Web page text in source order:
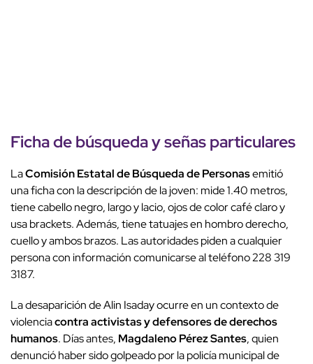
Ficha de búsqueda y señas particulares
LaComisión Estatal de Búsqueda de Personasemitió
una ficha con la descripción de la joven: mide 1.40 metros,
tiene cabello negro, largo y lacio, ojos de color café claro y
usa brackets. Además, tiene tatuajes en hombro derecho,
cuello y ambos brazos. Las autoridades piden a cualquier
persona con información comunicarse al teléfono 228 319
3187.
La desaparición de Alin Isaday ocurre en un contexto de
violenciacontra activistas y defensores de derechos
humanos. Días antes, Magdaleno Pérez Santes, quien
denunció haber sido golpeado por la policía municipal de